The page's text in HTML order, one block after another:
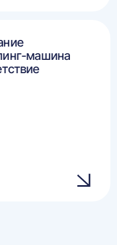
машина